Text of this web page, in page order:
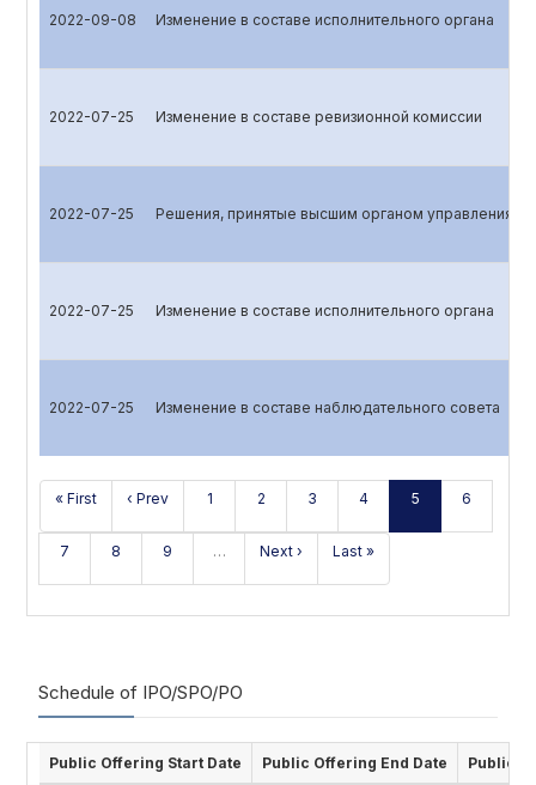
2022-09-08 Изменение в составе исполнительного органа
2022-07-25 Изменение в составе ревизионной комиссии
2022-07-25 Решения, принятые высшим органом управления
2022-07-25 Изменение в составе исполнительного органа
2022-07-25 Изменение в составе наблюдательного совета
« First ‹ Prev 1 2 3 4 5 6
7 8 9 … Next › Last »
Schedule of IPO/SPO/PO
Public Offering Start Date Public Offering End Date Public